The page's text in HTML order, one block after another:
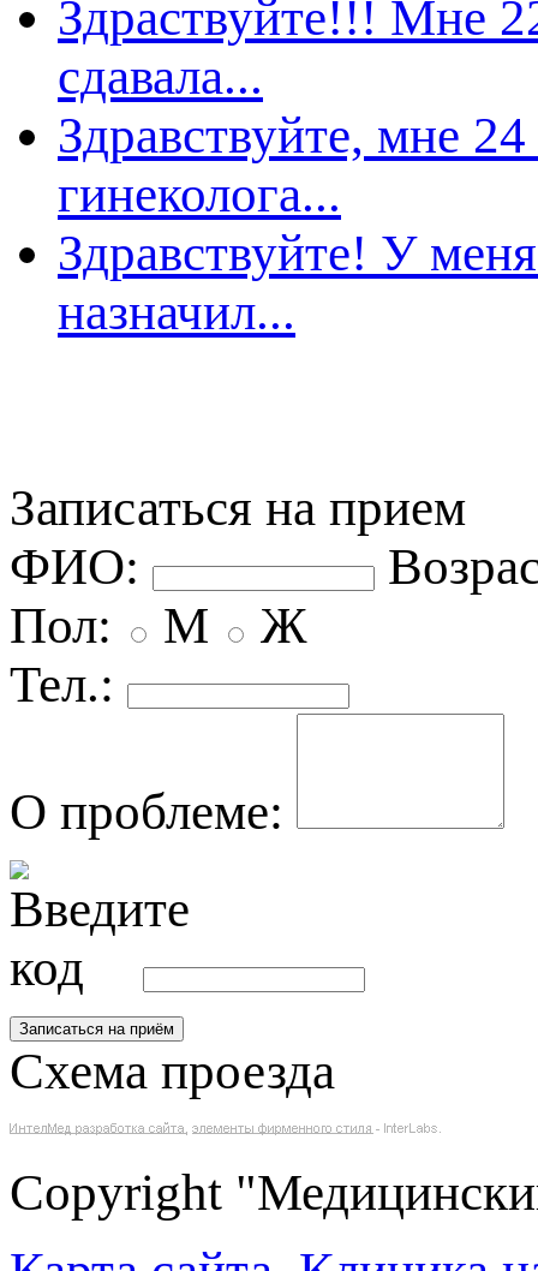
Здраствуйте!!! Мне
сдавала...
Здравствуйте, мне
инеколога...
Здравствуйте! У
назначил...
Записаться на прием
ФИО:
Пол:
М
Ж
Тел.:
О проблеме:
Схема проезда
Copyright